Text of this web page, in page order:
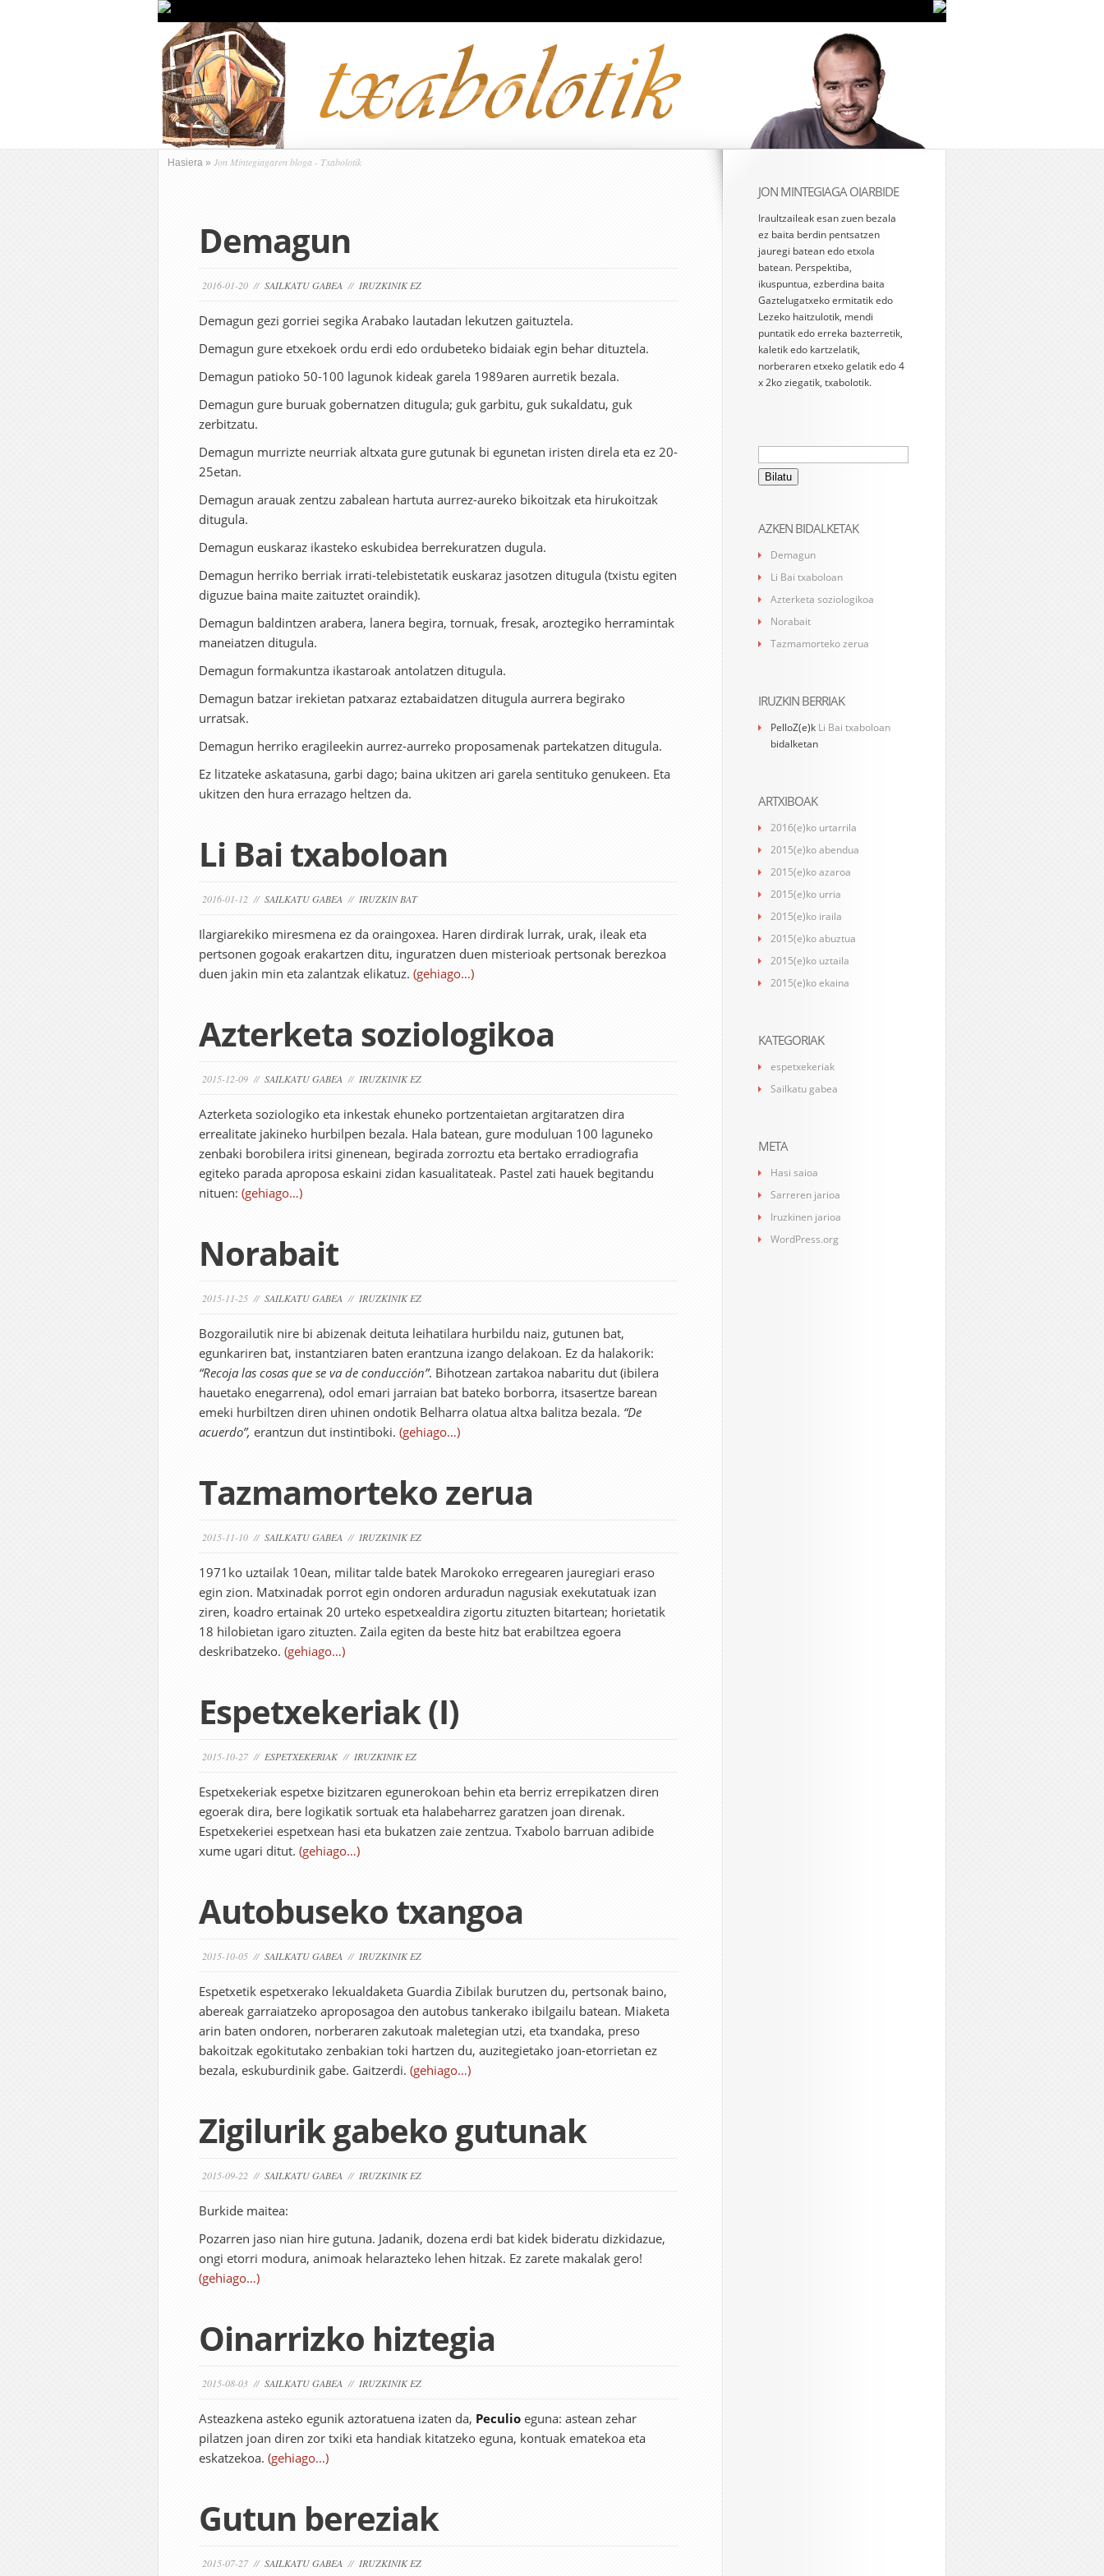
Hasiera » Jon Mintegiagaren bloga - Txabolotik
Demagun
2016-01-20 // SAILKATU GABEA // IRUZKINIK EZ
Demagun gezi gorriei segika Arabako lautadan lekutzen gaituztela.
Demagun gure etxekoek ordu erdi edo ordubeteko bidaiak egin behar dituztela.
Demagun patioko 50-100 lagunok kideak garela 1989aren aurretik bezala.
Demagun gure buruak gobernatzen ditugula; guk garbitu, guk sukaldatu, guk
zerbitzatu.
Demagun murrizte neurriak altxata gure gutunak bi egunetan iristen direla eta ez 20-
25etan.
Demagun arauak zentzu zabalean hartuta aurrez-aureko bikoitzak eta hirukoitzak
ditugula.
Demagun euskaraz ikasteko eskubidea berrekuratzen dugula.
Demagun herriko berriak irrati-telebistetatik euskaraz jasotzen ditugula (txistu egiten
diguzue baina maite zaituztet oraindik).
Demagun baldintzen arabera, lanera begira, tornuak, fresak, aroztegiko herramintak
maneiatzen ditugula.
Demagun formakuntza ikastaroak antolatzen ditugula.
Demagun batzar irekietan patxaraz eztabaidatzen ditugula aurrera begirako
urratsak.
Demagun herriko eragileekin aurrez-aurreko proposamenak partekatzen ditugula.
Ez litzateke askatasuna, garbi dago; baina ukitzen ari garela sentituko genukeen. Eta
ukitzen den hura errazago heltzen da.
Li Bai txaboloan
2016-01-12 // SAILKATU GABEA // IRUZKIN BAT
Ilargiarekiko miresmena ez da oraingoxea. Haren dirdirak lurrak, urak, ileak eta
pertsonen gogoak erakartzen ditu, inguratzen duen misterioak pertsonak berezkoa
duen jakin min eta zalantzak elikatuz. (gehiago…)
Azterketa soziologikoa
2015-12-09 // SAILKATU GABEA // IRUZKINIK EZ
Azterketa soziologiko eta inkestak ehuneko portzentaietan argitaratzen dira
errealitate jakineko hurbilpen bezala. Hala batean, gure moduluan 100 laguneko
zenbaki borobilera iritsi ginenean, begirada zorroztu eta bertako erradiografia
egiteko parada aproposa eskaini zidan kasualitateak. Pastel zati hauek begitandu
nituen: (gehiago…)
Norabait
2015-11-25 // SAILKATU GABEA // IRUZKINIK EZ
Bozgorailutik nire bi abizenak deituta leihatilara hurbildu naiz, gutunen bat,
egunkariren bat, instantziaren baten erantzuna izango delakoan. Ez da halakorik:
“Recoja las cosas que se va de conducción”. Bihotzean zartakoa nabaritu dut (ibilera
hauetako enegarrena), odol emari jarraian bat bateko borborra, itsasertze barean
emeki hurbiltzen diren uhinen ondotik Belharra olatua altxa balitza bezala. “De
acuerdo”, erantzun dut instintiboki. (gehiago…)
Tazmamorteko zerua
2015-11-10 // SAILKATU GABEA // IRUZKINIK EZ
1971ko uztailak 10ean, militar talde batek Marokoko erregearen jauregiari eraso
egin zion. Matxinadak porrot egin ondoren arduradun nagusiak exekutatuak izan
ziren, koadro ertainak 20 urteko espetxealdira zigortu zituzten bitartean; horietatik
18 hilobietan igaro zituzten. Zaila egiten da beste hitz bat erabiltzea egoera
deskribatzeko. (gehiago…)
Espetxekeriak (I)
2015-10-27 // ESPETXEKERIAK// IRUZKINIK EZ
Espetxekeriak espetxe bizitzaren egunerokoan behin eta berriz errepikatzen diren
egoerak dira, bere logikatik sortuak eta halabeharrez garatzen joan direnak.
Espetxekeriei espetxean hasi eta bukatzen zaie zentzua. Txabolo barruan adibide
xume ugari ditut. (gehiago…)
Autobuseko txangoa
2015-10-05 // SAILKATU GABEA // IRUZKINIK EZ
Espetxetik espetxerako lekualdaketa Guardia Zibilak burutzen du, pertsonak baino,
abereak garraiatzeko aproposagoa den autobus tankerako ibilgailu batean. Miaketa
arin baten ondoren, norberaren zakutoak maletegian utzi, eta txandaka, preso
bakoitzak egokitutako zenbakian toki hartzen du, auzitegietako joan-etorrietan ez
bezala, eskuburdinik gabe. Gaitzerdi. (gehiago…)
Zigilurik gabeko gutunak
2015-09-22 // SAILKATU GABEA // IRUZKINIK EZ
Burkide maitea:
Pozarren jaso nian hire gutuna. Jadanik, dozena erdi bat kidek bideratu dizkidazue,
ongi etorri modura, animoak helarazteko lehen hitzak. Ez zarete makalak gero!
(gehiago…)
Oinarrizko hiztegia
2015-08-03 // SAILKATU GABEA // IRUZKINIK EZ
Asteazkena asteko egunik aztoratuena izaten da, Peculio eguna: astean zehar
pilatzen joan diren zor txiki eta handiak kitatzeko eguna, kontuak ematekoa eta
eskatzekoa. (gehiago…)
Gutun bereziak
2015-07-27 // SAILKATU GABEA // IRUZKINIK EZ
JON MINTEGIAGA OIARBIDE
Iraultzaileak esan zuen bezala
ez baita berdin pentsatzen
jauregi batean edo etxola
batean. Perspektiba,
ikuspuntua, ezberdina baita
Gaztelugatxeko ermitatik edo
Lezeko haitzulotik, mendi
puntatik edo erreka bazterretik,
kaletik edo kartzelatik,
norberaren etxeko gelatik edo 4
x 2ko ziegatik, txabolotik.
Bilatu:
AZKEN BIDALKETAK
Demagun
Li Bai txaboloan
Azterketa soziologikoa
Norabait
Tazmamorteko zerua
IRUZKIN BERRIAK
PelloZ(e)k Li Bai txaboloan
bidalketan
ARTXIBOAK
2016(e)ko urtarrila
2015(e)ko abendua
2015(e)ko azaroa
2015(e)ko urria
2015(e)ko iraila
2015(e)ko abuztua
2015(e)ko uztaila
2015(e)ko ekaina
KATEGORIAK
espetxekeriak
Sailkatu gabea
META
Hasi saioa
Sarreren jarioa
Iruzkinen jarioa
WordPress.org